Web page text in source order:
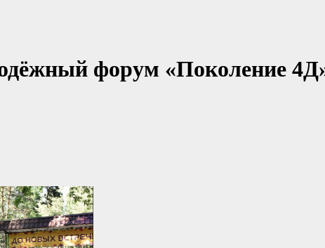
форум «Поколение